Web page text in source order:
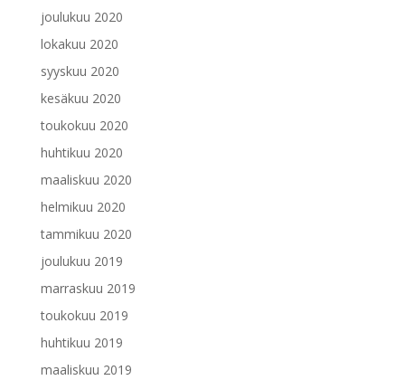
joulukuu 2020
lokakuu 2020
syyskuu 2020
kesäkuu 2020
toukokuu 2020
huhtikuu 2020
maaliskuu 2020
helmikuu 2020
tammikuu 2020
joulukuu 2019
marraskuu 2019
toukokuu 2019
huhtikuu 2019
maaliskuu 2019